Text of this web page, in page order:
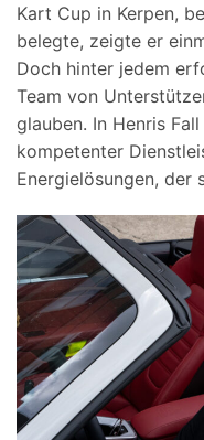
Kart Cup in Kerpen,
belegte, zeigte er
Doch hinter jedem
Team von
glauben. In Henris
kompetenter
Energielösungen, der